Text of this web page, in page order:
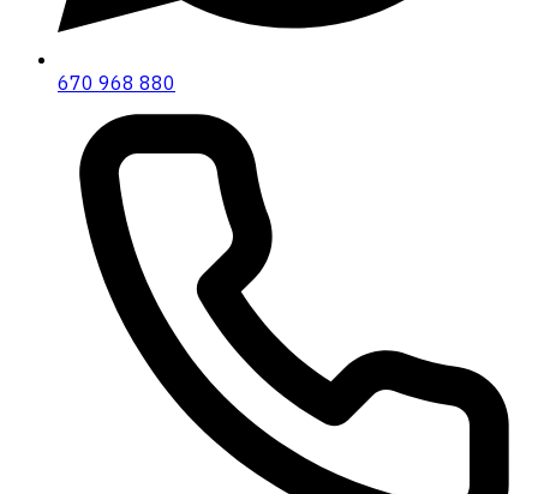
670 968 880